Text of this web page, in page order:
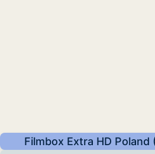
Filmbox Extra HD Poland